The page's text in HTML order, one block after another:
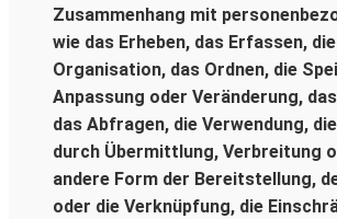
Zusammenhang mit
wie das Erheben, das Erfassen, die
Organisation, das Ordnen, die
Anpassung oder Veränderung,
das Abfragen, die Verwendung,
durch Übermittlung, Verbreitung
andere Form der Bereitstellung,
oder die Verknüpfung, die